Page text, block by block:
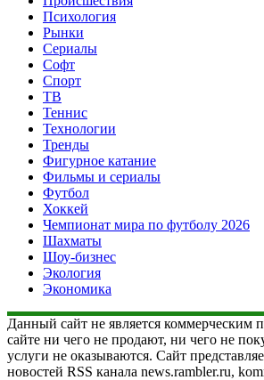
Психология
Рынки
Сериалы
Софт
Спорт
ТВ
Теннис
Технологии
Тренды
Фигурное катание
Фильмы и сериалы
Футбол
Хоккей
Чемпионат мира по футболу 2026
Шахматы
Шоу-бизнес
Экология
Экономика
Данный сайт не является коммерческим
сайте ни чего не продают, ни чего не
услуги не оказываются. Сайт
новостей RSS канала news.rambler.ru,